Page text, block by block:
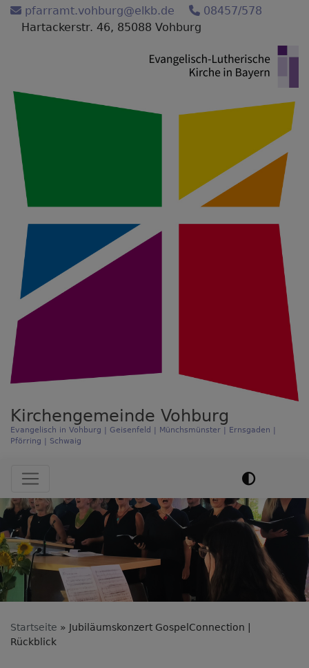
Direkt
zum
pfarramt.vohburg@elkb.de
08457/578
Hartackerstr. 46, 85088 Vohburg
Kirchengemeinde Vohburg
Evangelisch in Vohburg | Geisenfeld | Münchsmünster | Ernsgaden |
Pförring | Schwaig
Hauptnavigation
Startseite
Jubiläumskonzert GospelConnection |
Rückblick